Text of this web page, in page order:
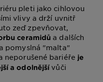
pleti jako cihlovou
vlivy a drží uvnitř
zeď zpevňovat,
ceramidů a dalších
pomyslná "malta"
neporušené bariéře je
a odolnějšívůči